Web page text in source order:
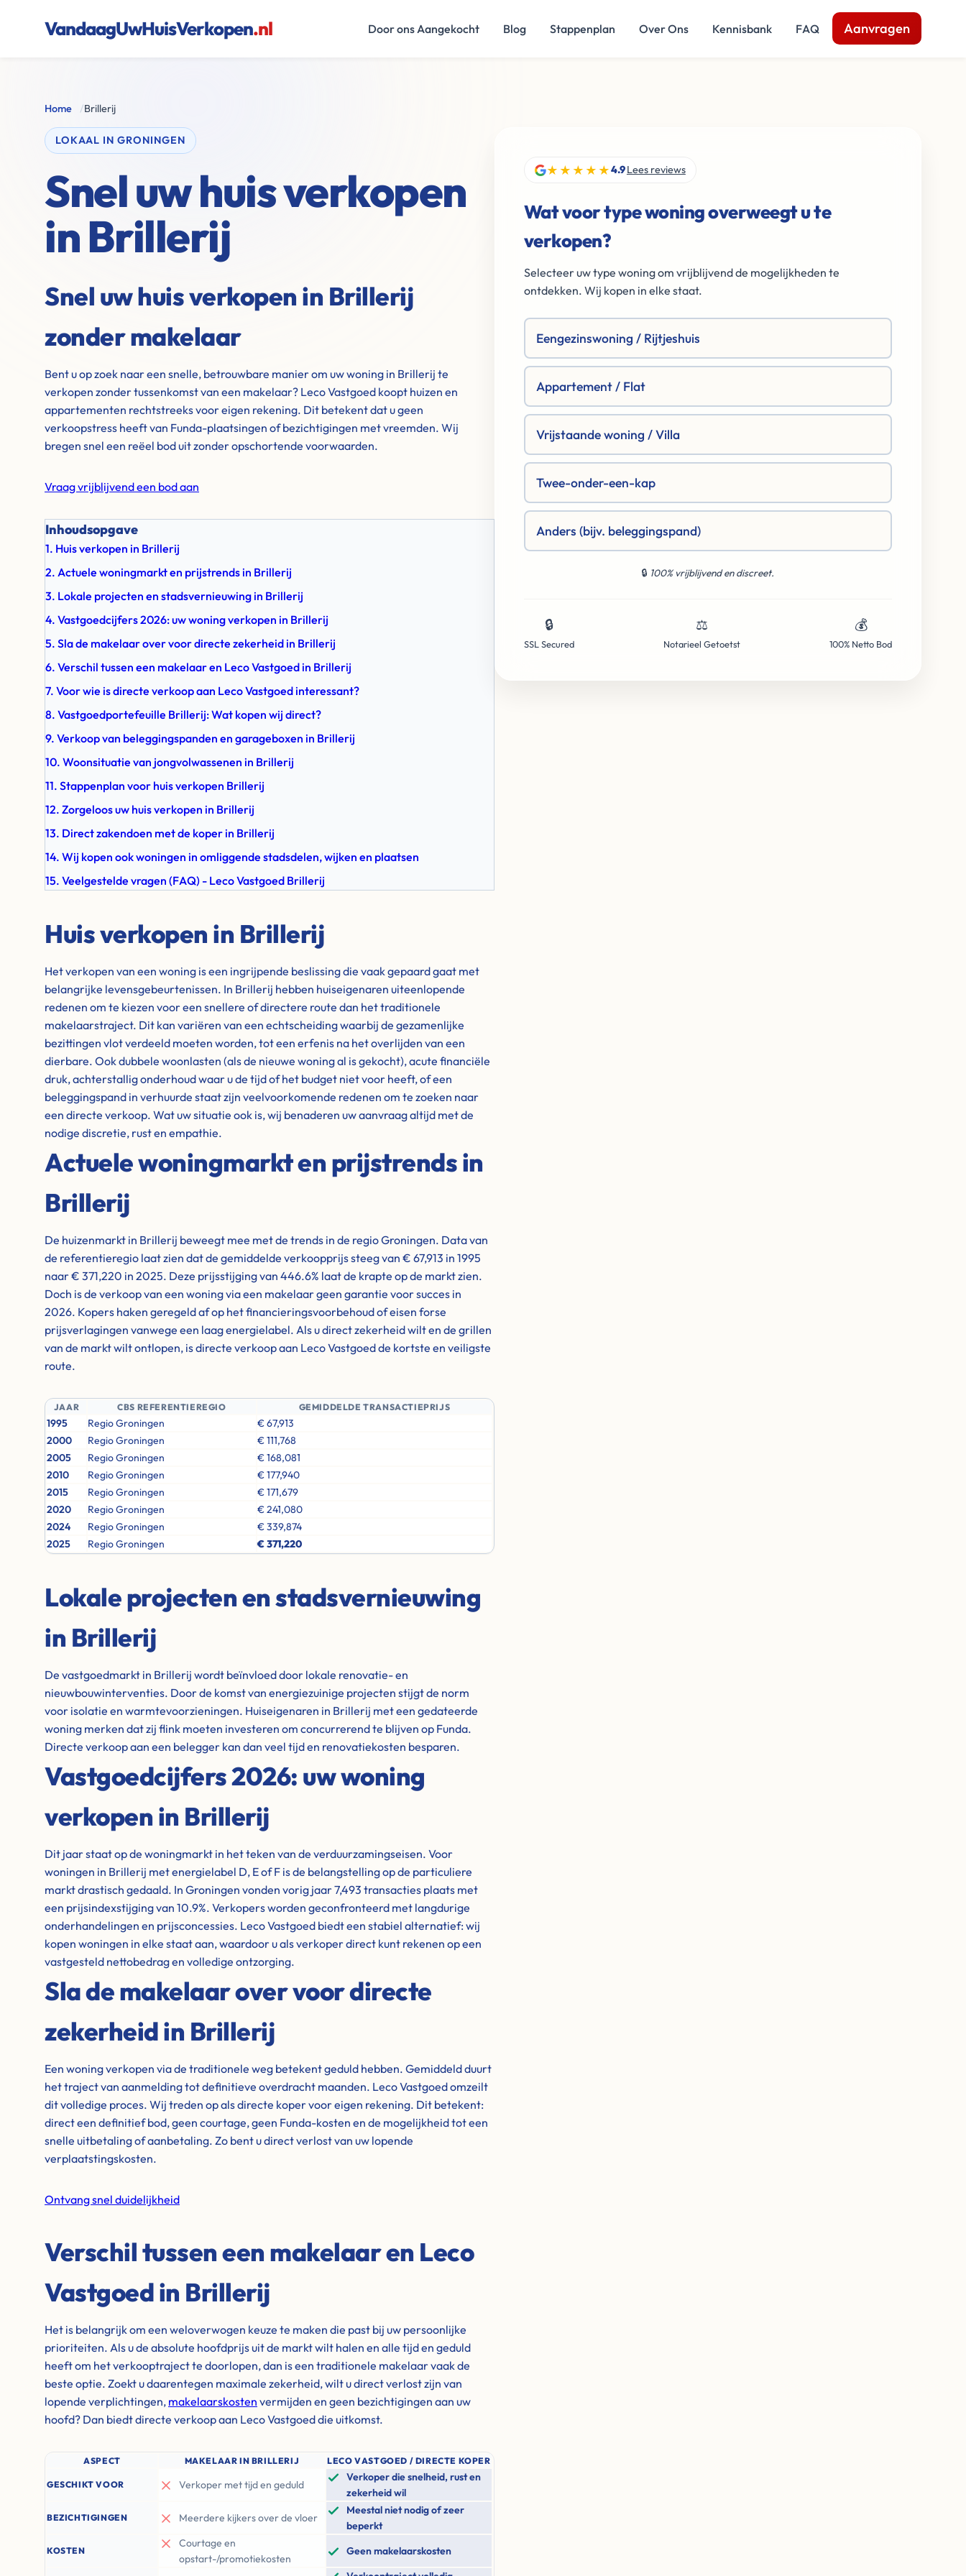
VandaagUwHuisVerkopen.nl Door ons Aangekocht Blog Stappenplan Over Ons Kennisbank FAQ Aanvragen
Home /Brillerij
LOKAAL IN GRONINGEN
Snel uw huis verkopen
in Brillerij
Snel uw huis verkopen in Brillerij
zonder makelaar
Bent u op zoek naar een snelle, betrouwbare manier om uw woning in Brillerij te
verkopen zonder tussenkomst van een makelaar? Leco Vastgoed koopt huizen en
appartementen rechtstreeks voor eigen rekening. Dit betekent dat u geen
verkoopstress heeft van Funda-plaatsingen of bezichtigingen met vreemden. Wij
bregen snel een reëel bod uit zonder opschortende voorwaarden.
Vraag vrijblijvend een bod aan
Inhoudsopgave
1. Huis verkopen in Brillerij
2. Actuele woningmarkt en prijstrends in Brillerij
3. Lokale projecten en stadsvernieuwing in Brillerij
4. Vastgoedcijfers 2026: uw woning verkopen in Brillerij
5. Sla de makelaar over voor directe zekerheid in Brillerij
6. Verschil tussen een makelaar en Leco Vastgoed in Brillerij
7. Voor wie is directe verkoop aan Leco Vastgoed interessant?
8. Vastgoedportefeuille Brillerij: Wat kopen wij direct?
9. Verkoop van beleggingspanden en garageboxen in Brillerij
10. Woonsituatie van jongvolwassenen in Brillerij
11. Stappenplan voor huis verkopen Brillerij
12. Zorgeloos uw huis verkopen in Brillerij
13. Direct zakendoen met de koper in Brillerij
14. Wij kopen ook woningen in omliggende stadsdelen, wijken en plaatsen
15. Veelgestelde vragen (FAQ) - Leco Vastgoed Brillerij
Huis verkopen in Brillerij
Het verkopen van een woning is een ingrijpende beslissing die vaak gepaard gaat met
belangrijke levensgebeurtenissen. In Brillerij hebben huiseigenaren uiteenlopende
redenen om te kiezen voor een snellere of directere route dan het traditionele
makelaarstraject. Dit kan variëren van een echtscheiding waarbij de gezamenlijke
bezittingen vlot verdeeld moeten worden, tot een erfenis na het overlijden van een
dierbare. Ook dubbele woonlasten (als de nieuwe woning al is gekocht), acute financiële
druk, achterstallig onderhoud waar u de tijd of het budget niet voor heeft, of een
beleggingspand in verhuurde staat zijn veelvoorkomende redenen om te zoeken naar
een directe verkoop. Wat uw situatie ook is, wij benaderen uw aanvraag altijd met de
nodige discretie, rust en empathie.
Actuele woningmarkt en prijstrends in
Brillerij
De huizenmarkt in Brillerij beweegt mee met de trends in de regio Groningen. Data van
de referentieregio laat zien dat de gemiddelde verkoopprijs steeg van € 67,913 in 1995
naar € 371,220 in 2025. Deze prijsstijging van 446.6% laat de krapte op de markt zien.
Doch is de verkoop van een woning via een makelaar geen garantie voor succes in
2026. Kopers haken geregeld af op het financieringsvoorbehoud of eisen forse
prijsverlagingen vanwege een laag energielabel. Als u direct zekerheid wilt en de grillen
van de markt wilt ontlopen, is directe verkoop aan Leco Vastgoed de kortste en veiligste
route.
JAAR CBS REFERENTIEREGIO GEMIDDELDE TRANSACTIEPRIJS
1995 Regio Groningen
€ 67,913
2000
Regio Groningen
€ 111,768
2005
Regio Groningen
€ 168,081
2010
Regio Groningen
€ 177,940
2015
Regio Groningen
€ 171,679
2020
Regio Groningen
€ 241,080
2024
Regio Groningen
€ 339,874
2025
Regio Groningen € 371,220
Lokale projecten en stadsvernieuwing
in Brillerij
De vastgoedmarkt in Brillerij wordt beïnvloed door lokale renovatie- en
nieuwbouwinterventies. Door de komst van energiezuinige projecten stijgt de norm
voor isolatie en warmtevoorzieningen. Huiseigenaren in Brillerij met een gedateerde
woning merken dat zij flink moeten investeren om concurrerend te blijven op Funda.
Directe verkoop aan een belegger kan dan veel tijd en renovatiekosten besparen.
Vastgoedcijfers 2026: uw woning
verkopen in Brillerij
Dit jaar staat op de woningmarkt in het teken van de verduurzamingseisen. Voor
woningen in Brillerij met energielabel D, E of F is de belangstelling op de particuliere
markt drastisch gedaald. In Groningen vonden vorig jaar 7,493 transacties plaats met
een prijsindexstijging van 10.9%. Verkopers worden geconfronteerd met langdurige
onderhandelingen en prijsconcessies. Leco Vastgoed biedt een stabiel alternatief: wij
kopen woningen in elke staat aan, waardoor u als verkoper direct kunt rekenen op een
vastgesteld nettobedrag en volledige ontzorging.
Sla de makelaar over voor directe
zekerheid in Brillerij
Een woning verkopen via de traditionele weg betekent geduld hebben. Gemiddeld duurt
het traject van aanmelding tot definitieve overdracht maanden. Leco Vastgoed omzeilt
dit volledige proces. Wij treden op als directe koper voor eigen rekening. Dit betekent:
direct een definitief bod, geen courtage, geen Funda-kosten en de mogelijkheid tot een
snelle uitbetaling of aanbetaling. Zo bent u direct verlost van uw lopende
verplaatstingskosten.
Ontvang snel duidelijkheid
Verschil tussen een makelaar en Leco
Vastgoed in Brillerij
Het is belangrijk om een weloverwogen keuze te maken die past bij uw persoonlijke
prioriteiten. Als u de absolute hoofdprijs uit de markt wilt halen en alle tijd en geduld
heeft om het verkooptraject te doorlopen, dan is een traditionele makelaar vaak de
beste optie. Zoekt u daarentegen maximale zekerheid, wilt u direct verlost zijn van
lopende verplichtingen, makelaarskosten vermijden en geen bezichtigingen aan uw
hoofd? Dan biedt directe verkoop aan Leco Vastgoed die uitkomst.
ASPECT MAKELAAR IN BRILLERIJ LECO VASTGOED / DIRECTE KOPER
GESCHIKT VOOR Verkoper met tijd en geduld
Verkoper die snelheid, rust en
zekerheid wil
BEZICHTIGINGEN Meerdere kijkers over de vloer
Meestal niet nodig of zeer
beperkt
KOSTEN
Courtage en
opstart-/promotiekosten
Geen makelaarskosten
★★★★★4.9Lees reviews
Wat voor type woning overweegt u te
verkopen?
Selecteer uw type woning om vrijblijvend de mogelijkheden te
ontdekken. Wij kopen in elke staat.
Eengezinswoning / Rijtjeshuis
Appartement / Flat
Vrijstaande woning / Villa
Twee-onder-een-kap
Anders (bijv. beleggingspand)
🔒 100% vrijblijvend en discreet.
🔒
SSL Secured
⚖️
Notarieel Getoetst
💰
100% Netto Bod